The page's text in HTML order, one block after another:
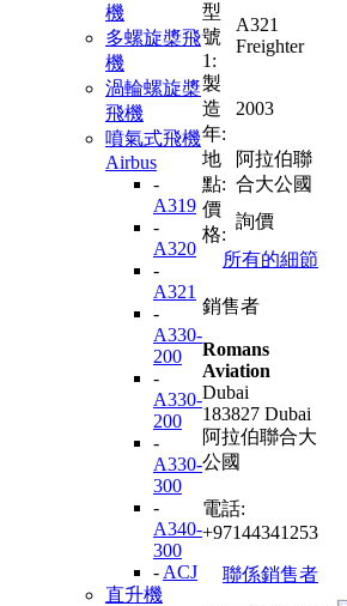
機
多螺旋槳飛
機
渦輪螺旋槳
飛機
噴氣式飛機
Airbus
-
A319
-
A320
-
A321
-
A330-
200
-
A330-
200
-
A330-
300
-
A340-
300
- ACJ
直升機
型
號
1:
A321
Freighter
製
造
年:
2003
地
點:
阿拉伯聯
合大公國
價
格:
詢價
所有的細節
銷售者
Romans
Aviation
Dubai
183827 Dubai
阿拉伯聯合大
公國
電話:
+97144341253
聯係銷售者